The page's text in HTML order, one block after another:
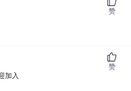
赞
加入
赞